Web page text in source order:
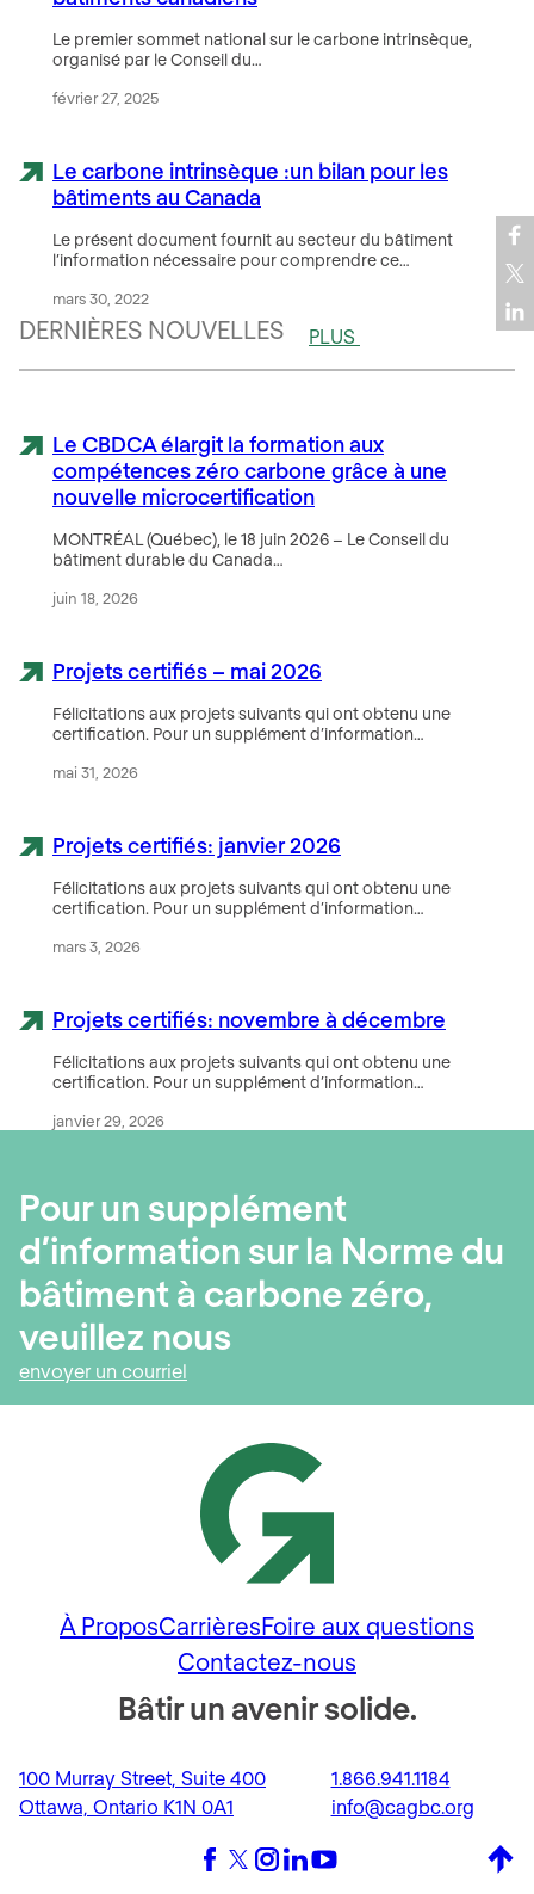
Le premier sommet national sur le carbone intrinsèque,
organisé par le Conseil du…
février 27, 2025
Le carbone intrinsèque :un bilan pour les
bâtiments au Canada
Le présent document fournit au secteur du bâtiment
l’information nécessaire pour comprendre ce…
mars 30, 2022
DERNIÈRES NOUVELLES PLUS
Le CBDCA élargit la formation aux
compétences zéro carbone grâce à une
nouvelle microcertification
MONTRÉAL (Québec), le 18 juin 2026 – Le Conseil du
bâtiment durable du Canada…
juin 18, 2026
Projets certifiés – mai 2026
Félicitations aux projets suivants qui ont obtenu une
certification. Pour un supplément d’information…
mai 31, 2026
Projets certifiés: janvier 2026
Félicitations aux projets suivants qui ont obtenu une
certification. Pour un supplément d’information…
mars 3, 2026
Projets certifiés: novembre à décembre
Félicitations aux projets suivants qui ont obtenu une
certification. Pour un supplément d’information…
janvier 29, 2026
Pour un supplément
d’information sur la Norme du
bâtiment à carbone zéro,
veuillez nous
envoyer un courriel
À ProposCarrièresFoire aux questions
Contactez-nous
Bâtir un avenir solide.
100 Murray Street, Suite 400
Ottawa, Ontario K1N 0A1
1.866.941.1184
info@cagbc.org